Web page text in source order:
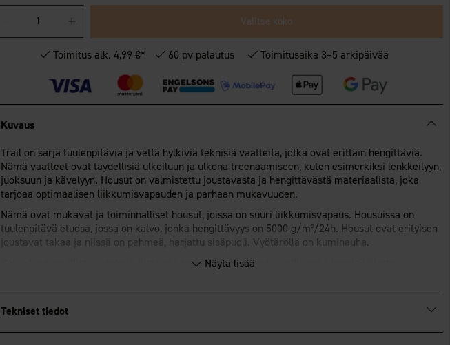
Valitse koko
Toimitus alk. 4,99 €* 60 pv palautus Toimitusaika 3–5 arkipäivää
Kuvaus
Trail on sarja tuulenpitäviä ja vettä hylkiviä teknisiä vaatteita, jotka ovat erittäin hengittäviä.
Nämä vaatteet ovat täydellisiä ulkoiluun ja ulkona treenaamiseen, kuten esimerkiksi lenkkeilyyn,
juoksuun ja kävelyyn. Housut on valmistettu joustavasta ja hengittävästä materiaalista, joka
tarjoaa optimaalisen liikkumisvapauden ja parhaan mukavuuden.
Nämä ovat mukavat ja toiminnalliset housut, joissa on suuri liikkumisvapaus. Housuissa on
tuulenpitävä etuosa, jossa on kalvo, jonka hengittävyys on 5000 g/m²/24h. Housut ovat erityisen
joustavat takaa ja niissä on pehmeä, harjattu sisäpuoli. Vyötäröllä on kuminauha.
Kaksi käytännöllistä vetoketjullista sivutaskua. Heijastimet sivuilla sekä kumipäällyste
®
Näytä lisää
Tekniset tiedot